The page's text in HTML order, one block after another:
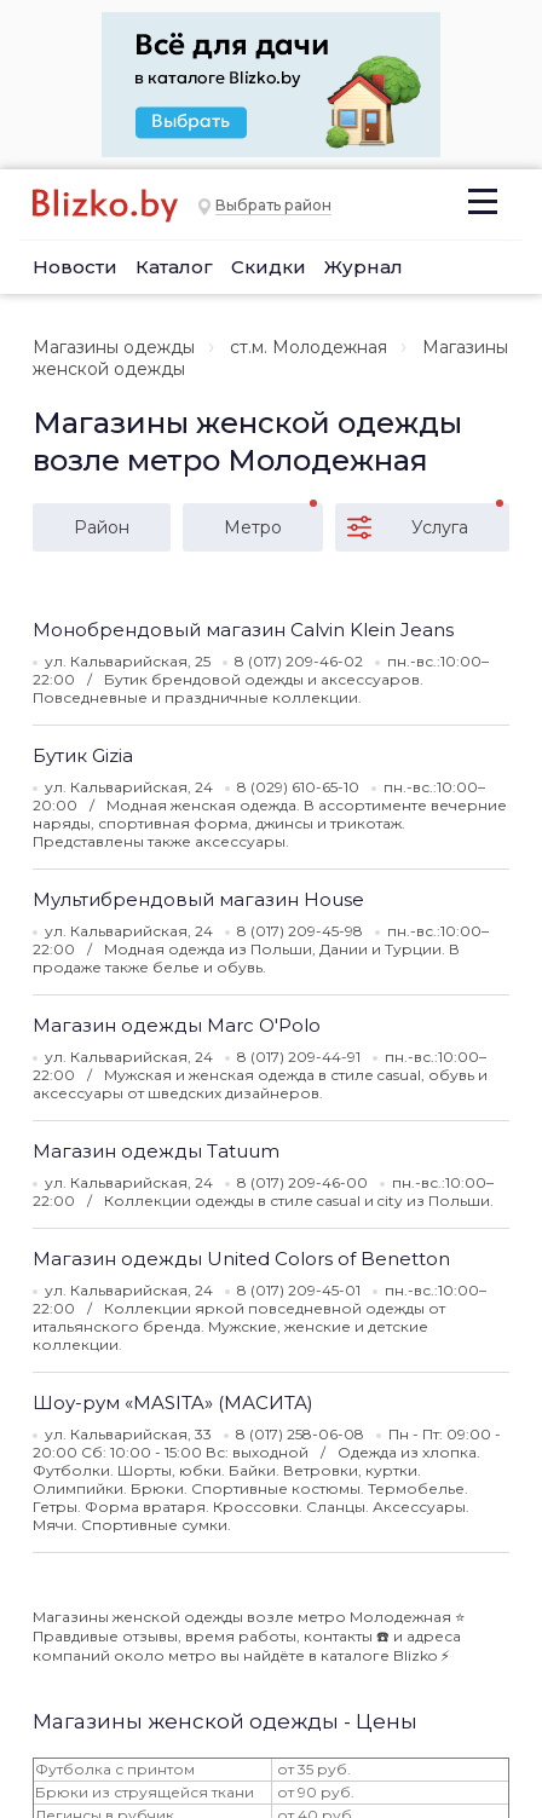
Выбрать район
Новости Каталог Скидки Журнал
Магазины одежды ст.м. Молодежная
Магазины
женской одежды
Магазины женской одежды
возле метро Молодежная
Район Метро Услуга
Монобрендовый магазин Calvin Klein Jeans
ул. Кальварийская, 25 8 (017) 209-46-02
пн.-вс.:10:00–
22:00
Бутик брендовой одежды и аксессуаров.
Повседневные и праздничные коллекции.
Бутик Gizia
ул. Кальварийская, 24 8 (029) 610-65-10
пн.-вс.:10:00–
20:00
Модная женская одежда. В ассортименте вечерние
наряды, спортивная форма, джинсы и трикотаж.
Представлены также аксессуары.
Мультибрендовый магазин House
ул. Кальварийская, 24 8 (017) 209-45-98
пн.-вс.:10:00–
22:00
Модная одежда из Польши, Дании и Турции. В
продаже также белье и обувь.
Магазин одежды Marc O'Polo
ул. Кальварийская, 24 8 (017) 209-44-91
пн.-вс.:10:00–
22:00
Мужская и женская одежда в стиле casual, обувь и
аксессуары от шведских дизайнеров.
Магазин одежды Tatuum
ул. Кальварийская, 24 8 (017) 209-46-00
пн.-вс.:10:00–
22:00
Коллекции одежды в стиле casual и city из Польши.
Магазин одежды United Colors of Benetton
ул. Кальварийская, 24 8 (017) 209-45-01
пн.-вс.:10:00–
22:00
Коллекции яркой повседневной одежды от
итальянского бренда. Мужские, женские и детские
коллекции.
Шоу-рум «MASITA» (МАСИТА)
ул. Кальварийская, 33 8 (017) 258-06-08
Пн - Пт: 09:00 -
20:00 Сб: 10:00 - 15:00 Вс: выходной
Одежда из хлопка.
Футболки. Шорты, юбки. Байки. Ветровки, куртки.
Олимпийки. Брюки. Спортивные костюмы. Термобелье.
Гетры. Форма вратаря. Кроссовки. Сланцы. Аксессуары.
Мячи. Спортивные сумки.
Магазины женской одежды возле метро Молодежная ⭐️
Правдивые отзывы, время работы, контакты ☎️ и адреса
компаний около метро вы найдёте в каталоге Blizko ⚡️
Магазины женской одежды - Цены
Футболка с принтом
от 35 руб.
Брюки из струящейся ткани
от 90 руб.